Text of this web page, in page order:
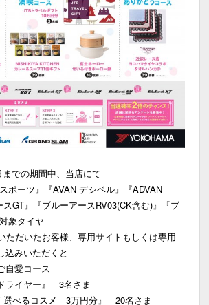
での期間中、当店にて
ポーツ』『AVAN デシベル』『ADVAN
GT』『ブルーアースRV03(CK含む)』『ブ
象タイヤ
ただいたお客様、専用サイトもしくは専用
込みいただくと
自愛コース
ライヤー』 3名さま
選べるコスメ 3万円分』 20名さま